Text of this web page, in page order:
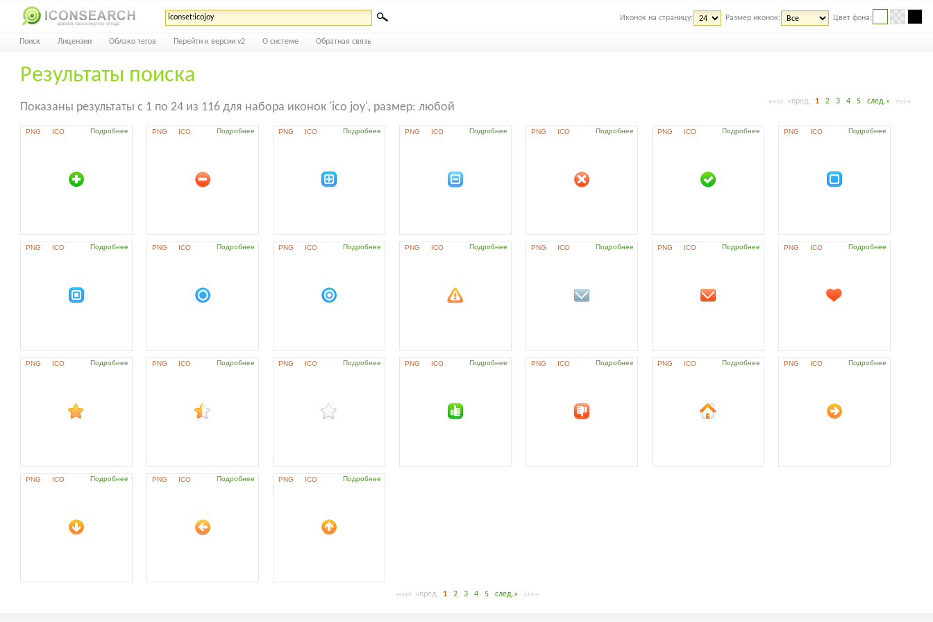
Иконок на страницу: Размер иконок: Цвет фона:
Поиск Лицензии Облако тегов Перейти к версии v2 О системе Обратная связь
Результаты поиска
←Ctrl «пред. 1 2 3 4 5 след.» Ctrl→
Показаны результаты с 1 по 24 из 116 для набора иконок 'ico joy', размер: любой
PNG ICO Подробнее PNG ICO Подробнее PNG ICO Подробнее PNG ICO Подробнее PNG ICO Подробнее PNG ICO Подробнее PNG ICO Подробнее
PNG ICO Подробнее PNG ICO Подробнее PNG ICO Подробнее PNG ICO Подробнее PNG ICO Подробнее PNG ICO Подробнее PNG ICO Подробнее
PNG ICO Подробнее PNG ICO Подробнее PNG ICO Подробнее PNG ICO Подробнее PNG ICO Подробнее PNG ICO Подробнее PNG ICO Подробнее
PNG ICO Подробнее PNG ICO Подробнее PNG ICO Подробнее
←Ctrl «пред. 1 2 3 4 5 след.» Ctrl→